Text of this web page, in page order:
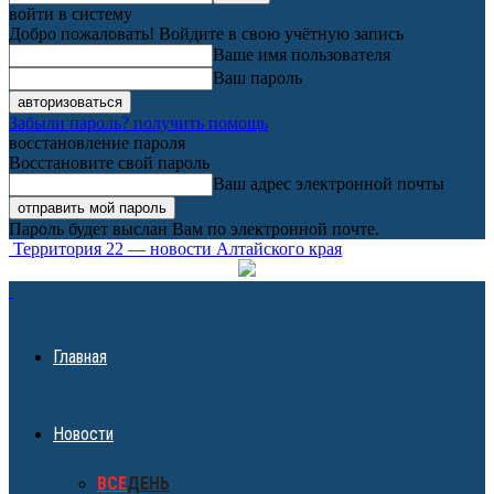
войти в систему
Добро пожаловать! Войдите в свою учётную запись
Ваше имя пользователя
Ваш пароль
Забыли пароль? получить помощь
восстановление пароля
Восстановите свой пароль
Ваш адрес электронной почты
Пароль будет выслан Вам по электронной почте.
Территория 22 — новости Алтайского края
Главная
Новости
ВСЕДЕНЬ